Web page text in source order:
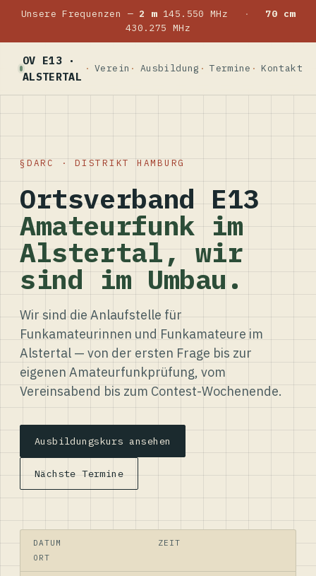
Unsere Frequenzen — 2 m145.550 MHz ·
70 cm
430.275 MHz
OV E13 ·
ALSTERTAL
Verein Ausbildung Termine Kontakt
DARC · DISTRIKT HAMBURG
Ortsverband E13
Amateurfunk im
Alstertal, wir
sind im Umbau.
Wir sind die Anlaufstelle für
Funkamateurinnen und Funkamateure im
Alstertal — von der ersten Frage bis zur
eigenen Amateurfunkprüfung, vom
Vereinsabend bis zum Contest-Wochenende.
Ausbildungskurs ansehen
Nächste Termine
DATUM
ZEIT
ORT